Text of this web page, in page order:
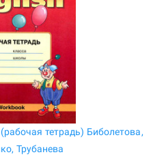
тетрадь) Биболетова,
Трубанева